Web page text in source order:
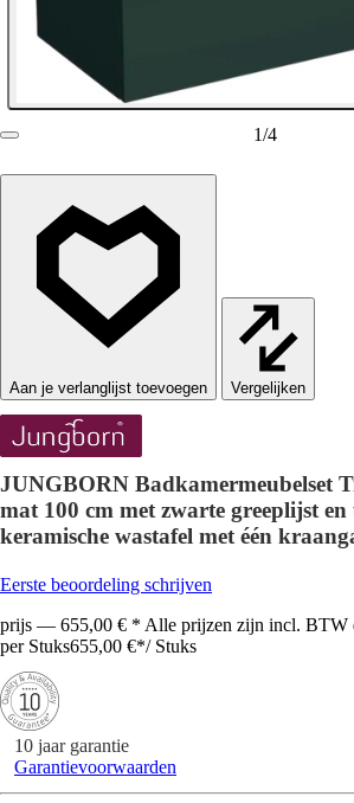
1/4
Vergelijken
JUNGBORN Badkamermeubelset
mat 100 cm met zwarte greeplijst en
keramische wastafel met één
Eerste beoordeling schrijven
prijs — 655,00 € * Alle prijzen zijn incl. BTW
per Stuks655,00 €*/ Stuks
10 jaar garantie
Garantievoorwaarden